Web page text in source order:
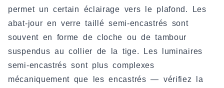
permet un certain éclairage vers le plafond. Les
abat-jour en verre taillé semi-encastrés sont
souvent en forme de cloche ou de tambour
suspendus au collier de la tige. Les luminaires
semi-encastrés sont plus complexes
mécaniquement que les encastrés — vérifiez la